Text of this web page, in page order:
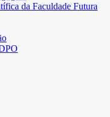
da Faculdade Futura